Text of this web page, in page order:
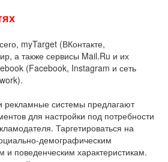
myTarget (ВКонтакте,
а также сервисы Mail.Ru и их
(Facebook, Instagram и сеть
рекламные системы предлагают
для настройки под потребности
Таргетироваться на
демографическим
и поведенческим характеристикам.